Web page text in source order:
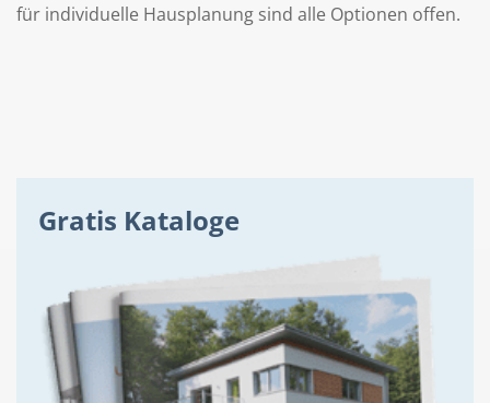
für individuelle Hausplanung sind alle Optionen offen.
Gratis Kataloge